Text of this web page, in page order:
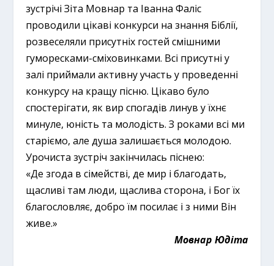
зустрічі Зіта Мовнар та Іванна Фаліс
проводили цікаві конкурси на знання Біблії,
розвеселяли присутніх гостей смішними
гуморесками-сміховинками. Всі присутні у
залі приймали активну участь у проведенні
конкурсу на кращу пісню. Цікаво було
спостерігати, як вир спогадів линув у їхнє
минуле, юність та молодість. З роками всі ми
старіємо, але душа залишається молодою.
Урочиста зустріч закінчилась піснею:
«Де згода в сімействі, де мир і благодать,
щасливі там люди, щаслива сторона, і Бог їх
благословляє, добро їм посилає і з ними Він
живе.»
Мовнар Юдіта